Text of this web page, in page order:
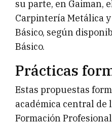
su parte, en Gaiman,
Carpintería Metálica
Básico, según
Básico.
Prácticas
Estas propuestas
académica central de
Formación